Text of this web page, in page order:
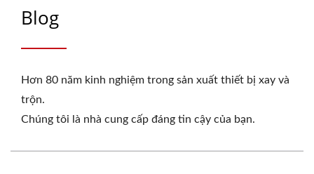
Blog
Hơn 80 năm kinh nghiệm trong sản xuất thiết bị xay và
trộn.
Chúng tôi là nhà cung cấp đáng tin cậy của bạn.